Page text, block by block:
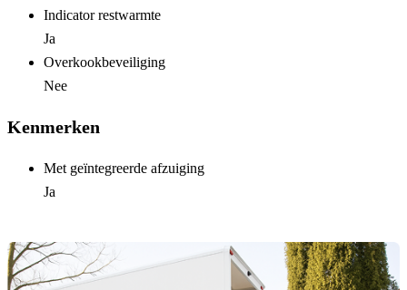
Indicator restwarmte
Ja
Overkookbeveiliging
Nee
Kenmerken
Met geïntegreerde afzuiging
Ja